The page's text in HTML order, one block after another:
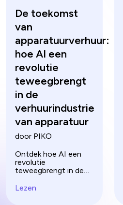
De toekomst
van
apparatuurverhuur:
hoe AI een
revolutie
teweegbrengt
in de
verhuurindustrie
van apparatuur
door PIKO
Ontdek hoe AI een
revolutie
teweegbrengt in de
apparatuur met
Lezen